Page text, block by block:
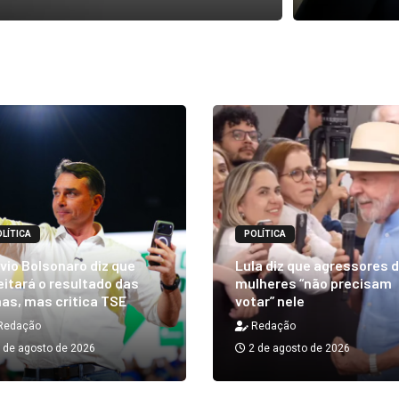
Bolsonaro diz que
o resultado das
mas critica TSE
de agosto de 2026
POLÍTICA
Lula diz que agressores
mulheres “não precisam
votar” nele
Redação
2 de agosto de 2026